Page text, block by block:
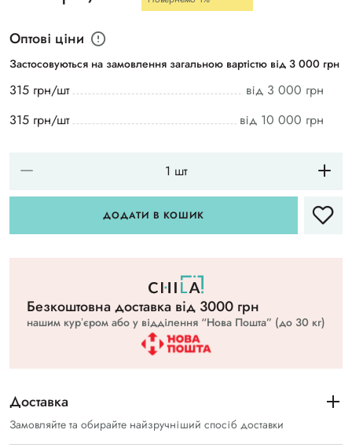
Оптові ціни
Застосовуються на замовлення загальною вартістю від 3 000 грн
315 грн/шт
від 3 000 грн
315 грн/шт
від 10 000 грн
ДОДАТИ В КОШИК
Безкоштовна доставка вiд 3000 грн
нашим курʼєром або у відділення “Нова Пошта” (до 30 кг)
Доставка
Замовляйте та обирайте найзручніший спосіб доставки